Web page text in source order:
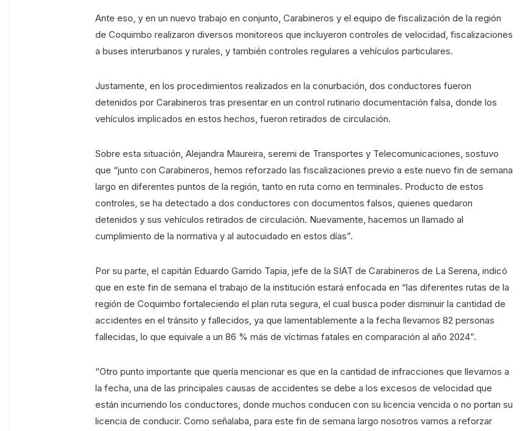
Ante eso, y en un nuevo trabajo en conjunto, Carabineros y el equipo de fiscalización de la región
de Coquimbo realizaron diversos monitoreos que incluyeron controles de velocidad, fiscalizaciones
a buses interurbanos y rurales, y también controles regulares a vehículos particulares.
Justamente, en los procedimientos realizados en la conurbación, dos conductores fueron
detenidos por Carabineros tras presentar en un control rutinario documentación falsa, donde los
vehículos implicados en estos hechos, fueron retirados de circulación.
Sobre esta situación, Alejandra Maureira, seremi de Transportes y Telecomunicaciones, sostuvo
que “junto con Carabineros, hemos reforzado las fiscalizaciones previo a este nuevo fin de semana
largo en diferentes puntos de la región, tanto en ruta como en terminales. Producto de estos
controles, se ha detectado a dos conductores con documentos falsos, quienes quedaron
detenidos y sus vehículos retirados de circulación. Nuevamente, hacemos un llamado al
cumplimiento de la normativa y al autocuidado en estos días”.
Por su parte, el capitán Eduardo Garrido Tapia, jefe de la SIAT de Carabineros de La Serena, indicó
que en este fin de semana el trabajo de la institución estará enfocada en “las diferentes rutas de la
región de Coquimbo fortaleciendo el plan ruta segura, el cual busca poder disminuir la cantidad de
accidentes en el tránsito y fallecidos, ya que lamentablemente a la fecha llevamos 82 personas
fallecidas, lo que equivale a un 86 % más de víctimas fatales en comparación al año 2024”.
“Otro punto importante que quería mencionar es que en la cantidad de infracciones que llevamos a
la fecha, una de las principales causas de accidentes se debe a los excesos de velocidad que
están incurriendo los conductores, donde muchos conducen con su licencia vencida o no portan su
licencia de conducir. Como señalaba, para este fin de semana largo nosotros vamos a reforzar